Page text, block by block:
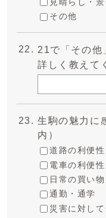
見晴らし・
その他
21で「その他
詳しく教えて
生駒の魅力に感じ
内）
道路の利便
電車の利便
日常の買い物
通勤・通学
災害に対して